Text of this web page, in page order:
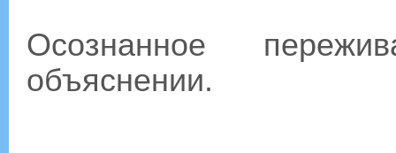
Осознанное
объяснении.